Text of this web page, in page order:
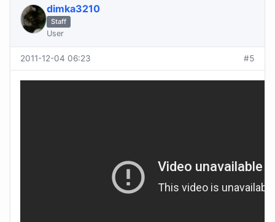
dimka3210
Staff
User
2011-12-04 06:23 #5